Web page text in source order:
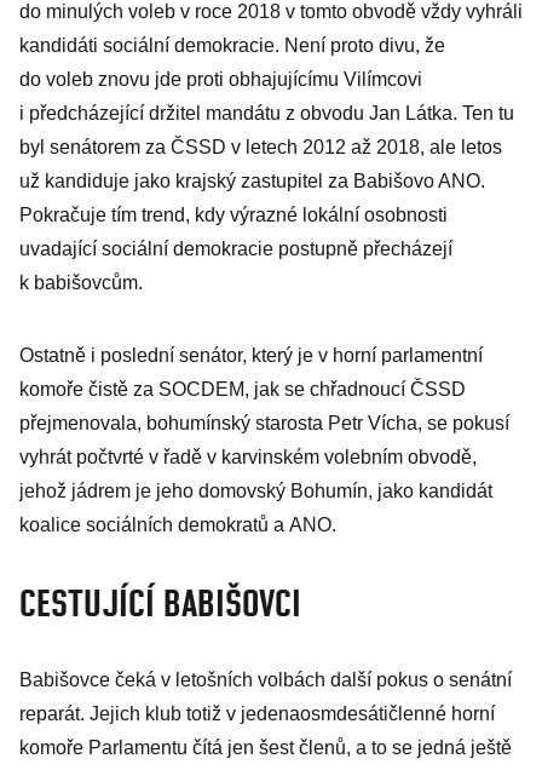
do minulých voleb v roce 2018 v tomto obvodě vždy vyhráli
kandidáti sociální demokracie. Není proto divu, že
do voleb znovu jde proti obhajujícímu Vilímcovi
i předcházející držitel mandátu z obvodu Jan Látka. Ten tu
byl senátorem za ČSSD v letech 2012 až 2018, ale letos
už kandiduje jako krajský zastupitel za Babišovo ANO.
Pokračuje tím trend, kdy výrazné lokální osobnosti
uvadající sociální demokracie postupně přecházejí
k babišovcům.
Ostatně i poslední senátor, který je v horní parlamentní
komoře čistě za SOCDEM, jak se chřadnoucí ČSSD
přejmenovala, bohumínský starosta Petr Vícha, se pokusí
vyhrát počtvrté v řadě v karvinském volebním obvodě,
jehož jádrem je jeho domovský Bohumín, jako kandidát
koalice sociálních demokratů a ANO.
CESTUJÍCÍ BABIŠOVCI
Babišovce čeká v letošních volbách další pokus o senátní
reparát. Jejich klub totiž v jedenaosmdesátičlenné horní
komoře Parlamentu čítá jen šest členů, a to se jedná ještě